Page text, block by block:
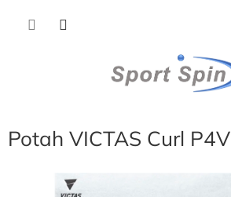
Potah VICTAS Curl P4V